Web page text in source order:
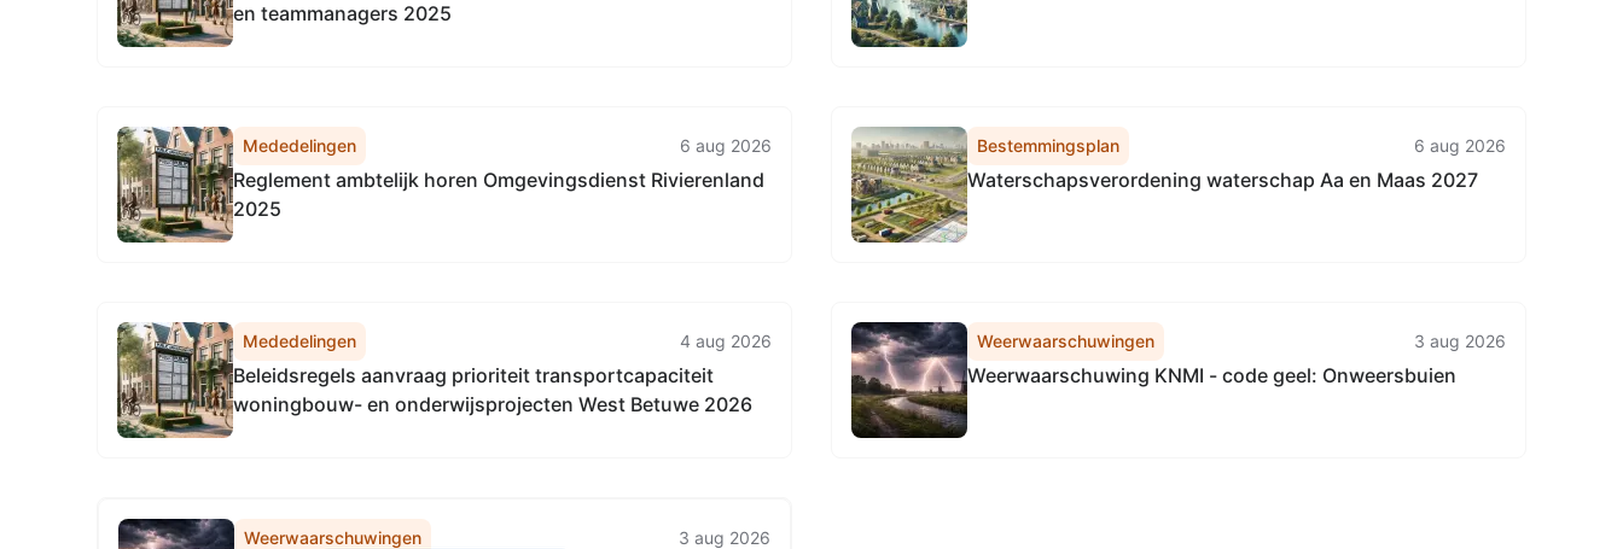
en teammanagers 2025
Mededelingen 6 aug 2026
Reglement ambtelijk horen Omgevingsdienst Rivierenland
2025
Bestemmingsplan 6 aug 2026
Waterschapsverordening waterschap Aa en Maas 2027
Mededelingen 4 aug 2026
Beleidsregels aanvraag prioriteit transportcapaciteit
woningbouw- en onderwijsprojecten West Betuwe 2026
Weerwaarschuwingen 3 aug 2026
Weerwaarschuwing KNMI - code geel: Onweersbuien
Weerwaarschuwingen 3 aug 2026